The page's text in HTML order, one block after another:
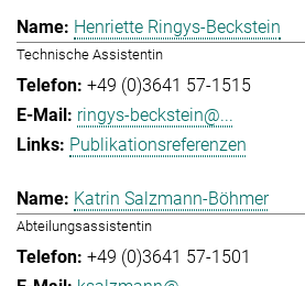
Henriette Ringys-Beckstein
Technische Assistentin
+49 (0)3641 57-1515
ringys-beckstein@...
Publikationsreferenzen
Katrin Salzmann-Böhmer
Abteilungsassistentin
+49 (0)3641 57-1501